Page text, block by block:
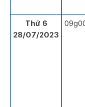
Thứ 6
28/07/2023